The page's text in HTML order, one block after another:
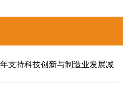
支持科技创新与制造业发展减